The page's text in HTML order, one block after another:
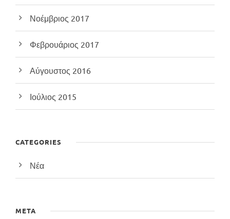
Νοέμβριος 2017
Φεβρουάριος 2017
Αύγουστος 2016
Ιούλιος 2015
CATEGORIES
Νέα
META